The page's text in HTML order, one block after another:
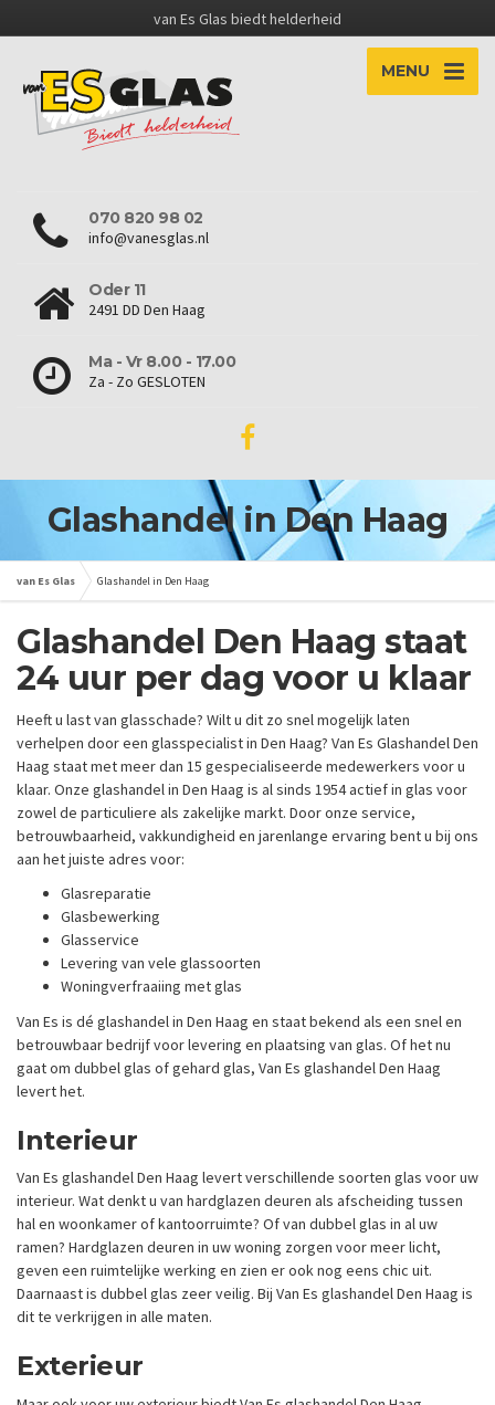
van Es Glas biedt helderheid
MENU
070 820 98 02
info@vanesglas.nl
Oder 11
2491 DD Den Haag
Ma - Vr 8.00 - 17.00
Za - Zo GESLOTEN
Glashandel in Den Haag
van Es Glas Glashandel in Den Haag
Glashandel Den Haag staat
24 uur per dag voor u klaar
Heeft u last van glasschade? Wilt u dit zo snel mogelijk laten
verhelpen door een glasspecialist in Den Haag? Van Es Glashandel Den
Haag staat met meer dan 15 gespecialiseerde medewerkers voor u
klaar. Onze glashandel in Den Haag is al sinds 1954 actief in glas voor
zowel de particuliere als zakelijke markt. Door onze service,
betrouwbaarheid, vakkundigheid en jarenlange ervaring bent u bij ons
aan het juiste adres voor:
Glasreparatie
Glasbewerking
Glasservice
Levering van vele glassoorten
Woningverfraaiing met glas
Van Es is dé glashandel in Den Haag en staat bekend als een snel en
betrouwbaar bedrijf voor levering en plaatsing van glas. Of het nu
gaat om dubbel glas of gehard glas, Van Es glashandel Den Haag
levert het.
Interieur
Van Es glashandel Den Haag levert verschillende soorten glas voor uw
interieur. Wat denkt u van hardglazen deuren als afscheiding tussen
hal en woonkamer of kantoorruimte? Of van dubbel glas in al uw
ramen? Hardglazen deuren in uw woning zorgen voor meer licht,
geven een ruimtelijke werking en zien er ook nog eens chic uit.
Daarnaast is dubbel glas zeer veilig. Bij Van Es glashandel Den Haag is
dit te verkrijgen in alle maten.
Exterieur